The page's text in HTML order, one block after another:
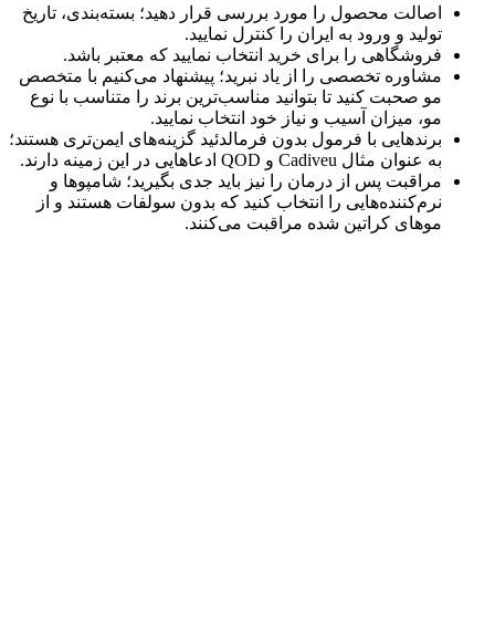
اصالت محصول را مورد بررسی قرار دهید؛ بسته‌بندی، تاریخ
تولید و ورود به ایران را کنترل نمایید.
فروشگاهی را برای خرید انتخاب نمایید که معتبر باشد.
مشاوره تخصصی را از یاد نبرید؛ پیشنهاد می‌کنیم با متخصص
مو صحبت کنید تا بتوانید مناسب‌ترین برند را متناسب با نوع
مو، میزان آسیب و نیاز خود انتخاب نمایید.
برندهایی با فرمول بدون فرمالدئید گزینه‌های ایمن‌تری هستند؛
به عنوان مثال Cadiveu و QOD ادعاهایی در این زمینه دارند.
مراقبت پس از درمان را نیز باید جدی بگیرید؛ شامپوها و
نرم‌کننده‌‌هایی را انتخاب کنید که بدون سولفات هستند و از
موهای کراتین شده مراقبت می‌کنند.